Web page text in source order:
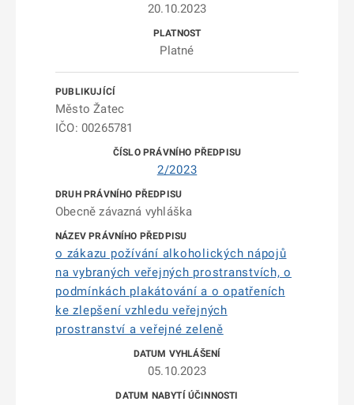
20.10.2023
Platné
Město Žatec
IČO: 00265781
2/2023
Obecně závazná vyhláška
o zákazu požívání alkoholických nápojů
na vybraných veřejných prostranstvích, o
podmínkách plakátování a o opatřeních
ke zlepšení vzhledu veřejných
prostranství a veřejné zeleně
05.10.2023